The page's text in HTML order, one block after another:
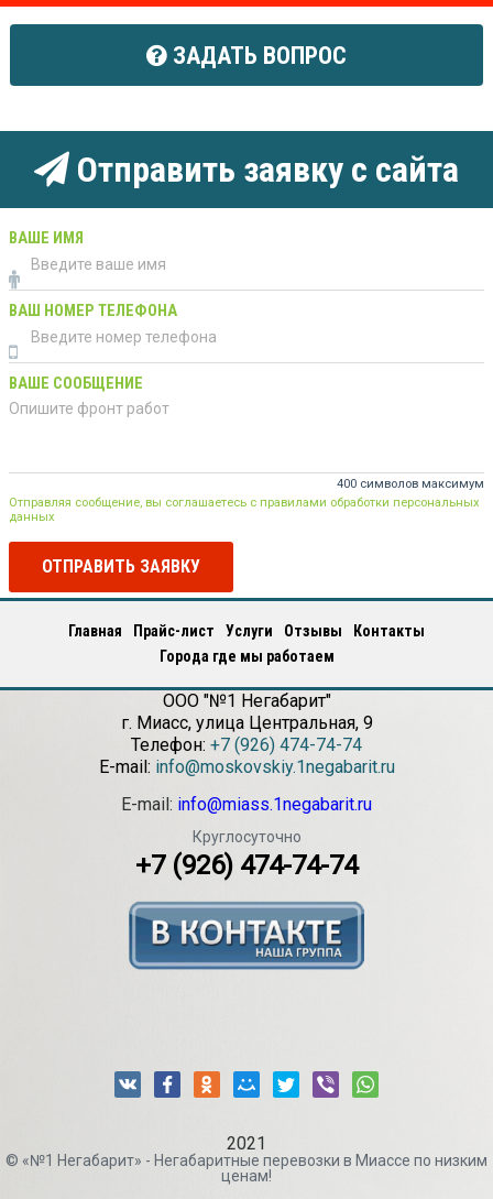
ЗАДАТЬ ВОПРОС
Отправить заявку с сайта
ВАШЕ ИМЯ
ВАШ НОМЕР ТЕЛЕФОНА
ВАШЕ СООБЩЕНИЕ
400 символов максимум
Отправляя сообщение, вы соглашаетесь с правилами обработки персональных
данных
ОТПРАВИТЬ ЗАЯВКУ
Главная Прайс-лист Услуги Отзывы
Контакты
Города где мы работаем
ООО "№1 Негабарит"
г. Миасс, улица Центральная, 9
Телефон: +7 (926) 474-74-74
E-mail: info@moskovskiy.1negabarit.ru
E-mail: info@miass.1negabarit.ru
Круглосуточно
+7 (926) 474-74-74
2021
© «№1 Негабарит» - Негабаритные перевозки в Миассе по низким
ценам!